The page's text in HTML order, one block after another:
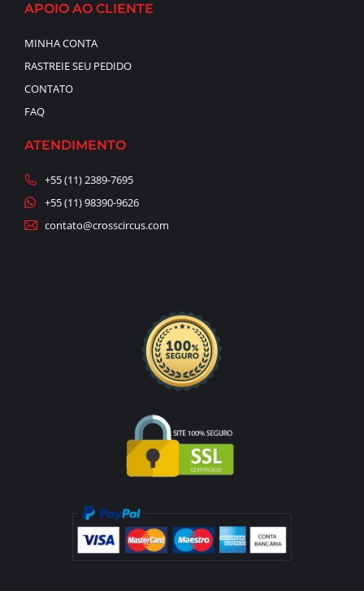
APOIO AO CLIENTE
MINHA CONTA
RASTREIE SEU PEDIDO
CONTATO
FAQ
ATENDIMENTO
+55 (11) 2389-7695
+55 (11) 98390-9626
contato@crosscircus.com